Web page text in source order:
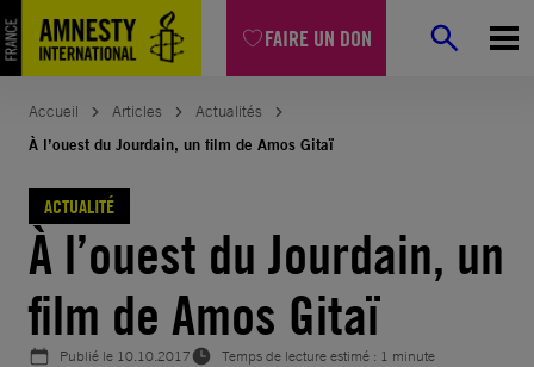
FAIRE UN DON
Aller
au
contenu
Accueil Articles
Actualités
À l’ouest du Jourdain, un film de Amos Gitaï
ACTUALITÉ
À l’ouest du Jourdain, un
film de Amos Gitaï
Publié le 10.10.2017
Temps de lecture estimé : 1 minute